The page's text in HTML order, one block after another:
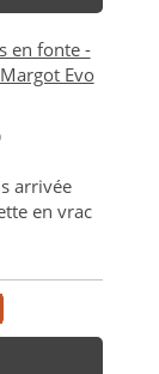
en fonte -
Evo
arrivée
en vrac